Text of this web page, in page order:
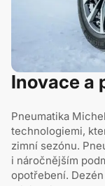
Inovace a
Pneumatika
technologiemi,
zimní sezónu.
i náročnějším
opotřebení.